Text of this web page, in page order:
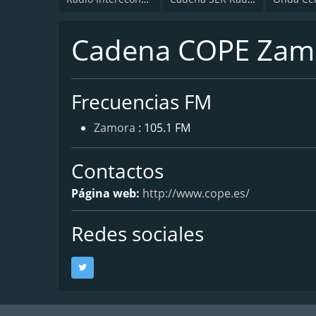
Cadena COPE
Frecuencias FM
Zamora : 105.1 FM
Contactos
Página web: http://www.cope.es/
Redes sociales